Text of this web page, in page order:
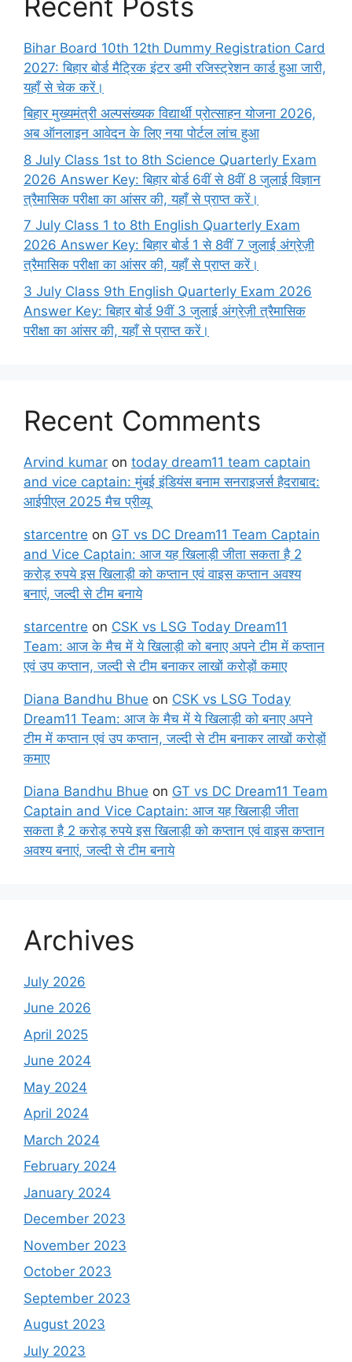
Bihar Board 10th 12th Dummy Registration Card
2027: बिहार बोर्ड मैट्रिक इंटर डमी रजिस्ट्रेशन कार्ड हुआ जारी,
यहाँ से चेक करें।
बिहार मुख्यमंत्री अल्पसंख्यक विद्यार्थी प्रोत्साहन योजना 2026,
अब ऑनलाइन आवेदन के लिए नया पोर्टल लांच हुआ
8 July Class 1st to 8th Science Quarterly Exam
2026 Answer Key: बिहार बोर्ड 6वीं से 8वीं 8 जुलाई विज्ञान
त्रैमासिक परीक्षा का आंसर की, यहाँ से प्राप्त करें।
7 July Class 1 to 8th English Quarterly Exam
2026 Answer Key: बिहार बोर्ड 1 से 8वीं 7 जुलाई अंग्रेज़ी
त्रैमासिक परीक्षा का आंसर की, यहाँ से प्राप्त करें।
3 July Class 9th English Quarterly Exam 2026
Answer Key: बिहार बोर्ड 9वीं 3 जुलाई अंग्रेज़ी त्रैमासिक
परीक्षा का आंसर की, यहाँ से प्राप्त करें।
Recent Comments
Arvind kumar on today dream11 team captain
and vice captain: मुंबई इंडियंस बनाम सनराइजर्स हैदराबाद:
आईपीएल 2025 मैच प्रीव्यू
starcentre on GT vs DC Dream11 Team Captain
and Vice Captain: आज यह खिलाड़ी जीता सकता है 2
करोड़ रुपये इस खिलाड़ी को कप्तान एवं वाइस कप्तान अवश्य
बनाएं, जल्दी से टीम बनाये
starcentre on CSK vs LSG Today Dream11
Team: आज के मैच में ये खिलाड़ी को बनाए अपने टीम में कप्तान
एवं उप कप्तान, जल्दी से टीम बनाकर लाखों करोड़ों कमाए
Diana Bandhu Bhue on CSK vs LSG Today
Dream11 Team: आज के मैच में ये खिलाड़ी को बनाए अपने
टीम में कप्तान एवं उप कप्तान, जल्दी से टीम बनाकर लाखों करोड़ों
कमाए
Diana Bandhu Bhue on GT vs DC Dream11 Team
Captain and Vice Captain: आज यह खिलाड़ी जीता
सकता है 2 करोड़ रुपये इस खिलाड़ी को कप्तान एवं वाइस कप्तान
अवश्य बनाएं, जल्दी से टीम बनाये
Archives
July 2026
June 2026
April 2025
June 2024
May 2024
April 2024
March 2024
February 2024
January 2024
December 2023
November 2023
October 2023
September 2023
August 2023
July 2023